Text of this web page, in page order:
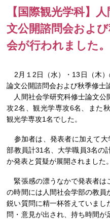
【国際観光学科】
文公開諮問会およ
会が行われました。
2月１2日（水）・13日（木
論文公開諮問会および秋季修士
人間社会学研究科修士論文公
攻2名、観光学専攻6名、また
観光学専攻1名でした。
参加者は、発表者に加えて大
部教員計31名、大学職員3名の
か発表と質疑が展開されました。
緊張感の漂うなかで発表者は
の時間には人間社会学部の教員
鋭い質問に精一杯答えていま
問・意見が出され、持ち時間